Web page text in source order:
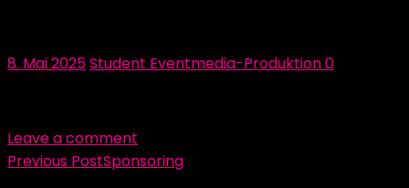
Posted
8. Mai 2025Author
Student Eventmedia-Produktion0
Leave a comment
Beitragsnavigation
Previous PostSponsoring